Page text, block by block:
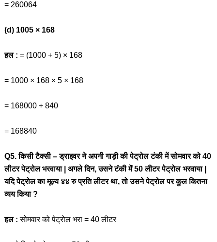
= 260064
(d) 1005 × 168
हल : = (1000 + 5) × 168
= 1000 × 168 × 5 × 168
= 168000 + 840
= 168840
Q5. किसी टैक्सी – ड्राइवर ने अपनी गाड़ी की पेट्रोल टंकी में सोमवार को 40
लीटर पेट्रोल भरवाया | अगले दिन, उसने टंकी में 50 लीटर पेट्रोल भरवाया |
यदि पेट्रोल का मूल्य ४४ रु प्रति लीटर था, तो उसने पेट्रोल पर कुल कितना
व्यय किया ?
हल : सोमवार को पेट्रोल भरा = 40 लीटर